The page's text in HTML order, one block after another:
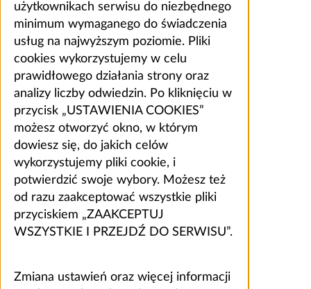
użytkownikach serwisu do niezbędnego
minimum wymaganego do świadczenia
usług na najwyższym poziomie. Pliki
cookies wykorzystujemy w celu
prawidłowego działania strony oraz
analizy liczby odwiedzin. Po kliknięciu w
przycisk „USTAWIENIA COOKIES”
możesz otworzyć okno, w którym
dowiesz się, do jakich celów
wykorzystujemy pliki cookie, i
potwierdzić swoje wybory. Możesz też
od razu zaakceptować wszystkie pliki
przyciskiem „ZAAKCEPTUJ
WSZYSTKIE I PRZEJDŹ DO SERWISU”.
Zmiana ustawień oraz więcej informacji